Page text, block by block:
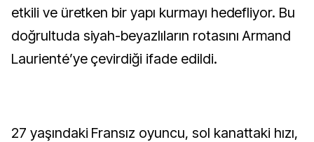
etkili ve üretken bir yapı kurmayı hedefliyor. Bu
doğrultuda siyah-beyazlıların rotasını Armand
Laurienté’ye çevirdiği ifade edildi.
27 yaşındaki Fransız oyuncu, sol kanattaki hızı,